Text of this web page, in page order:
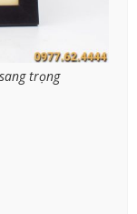
trọng